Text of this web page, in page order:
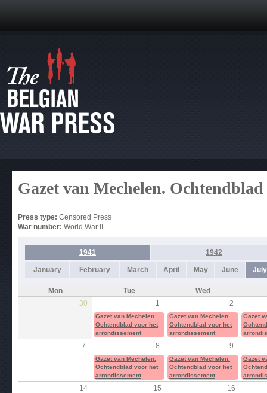
Gazet van Mechelen.
Press type: Censored Press
War number: World War II
1941 1942
January February March April May June July
Mon Tue
Wed
30
1 2
Gazet van Mechelen.
Ochtendblad voor het
arrondissement
Gazet van Mechelen.
Ochtendblad voor het
arrondissement
Gazet
7 8 9
Gazet van Mechelen.
Ochtendblad voor het
arrondissement
Gazet van Mechelen.
Ochtendblad voor het
arrondissement
Gazet
14 15 16